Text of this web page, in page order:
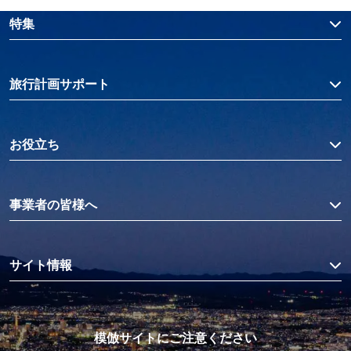
特集
旅行計画サポート
お役立ち
事業者の皆様へ
サイト情報
模倣サイトにご注意ください